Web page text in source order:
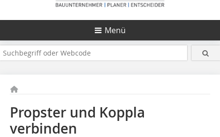
Menü
Propster und Koppla
verbinden